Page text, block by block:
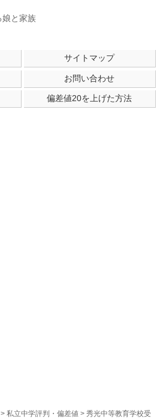
サイトマップ
お問い合わせ
偏差値20を上げた方法
>私立中学評判・偏差値 > 秀光中等教育学校受